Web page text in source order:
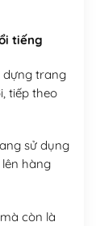
tiếng
dựng trang
tiếp theo
sử dụng
hàng
còn là